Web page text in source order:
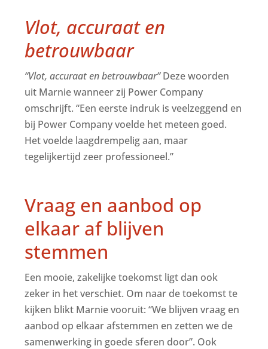
Vlot, accuraat en
betrouwbaar
“Vlot, accuraat en betrouwbaar”Deze woorden
uit Marnie wanneer zij Power Company
omschrijft. “Een eerste indruk is veelzeggend en
bij Power Company voelde het meteen goed.
Het voelde laagdrempelig aan, maar
tegelijkertijd zeer professioneel.”
Vraag en aanbod op
elkaar af blijven
stemmen
Een mooie, zakelijke toekomst ligt dan ook
zeker in het verschiet. Om naar de toekomst te
kijken blikt Marnie vooruit: “We blijven vraag en
aanbod op elkaar afstemmen en zetten we de
samenwerking in goede sferen door”. Ook